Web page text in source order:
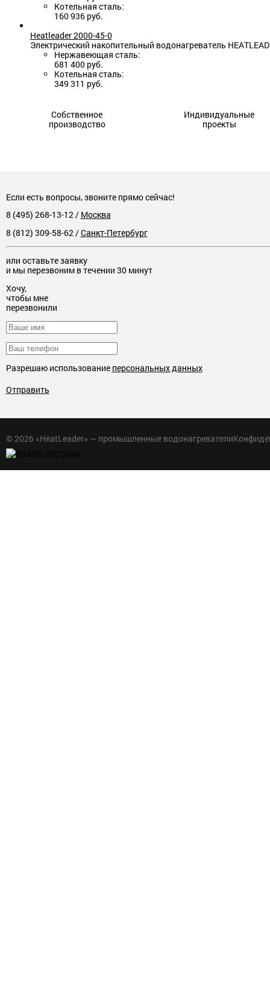
Котельная сталь:
160 936 руб.
Heatleader 2000-45-0
Электрический накопительный водонагреватель
Нержавеющая сталь:
681 400 руб.
Котельная сталь:
349 311 руб.
Собственное
производство
Индивидуальные
проекты
Если есть вопросы, звоните прямо сейчас!
8 (495) 268-13-12/ Москва
8 (812) 309-58-62/Санкт-Петербург
или оставьте заявку
и мы перезвоним в течении 30 минут
Хочу,
чтобы мне
перезвонили
Разрешаю использование персональных данных
Отправить
© 2026 «HeatLeader» — промышленные водонагреватели